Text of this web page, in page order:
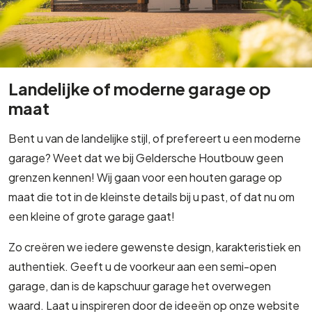
Landelijke of moderne garage op
maat
Bent u van de landelijke stijl, of prefereert u een moderne
garage? Weet dat we bij Geldersche Houtbouw geen
grenzen kennen! Wij gaan voor een houten garage op
maat die tot in de kleinste details bij u past, of dat nu om
een kleine of grote garage gaat!
Zo creëren we iedere gewenste design, karakteristiek en
authentiek. Geeft u de voorkeur aan een semi-open
garage, dan is de kapschuur garage het overwegen
waard. Laat u inspireren door de ideeën op onze website